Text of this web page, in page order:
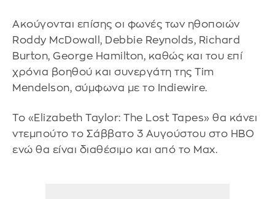
Ακούγονται επίσης οι φωνές των ηθοποιών
Roddy McDowall, Debbie Reynolds, Richard
Burton, George Hamilton, καθώς και του επί
χρόνια βοηθού και συνεργάτη της Tim
Mendelson, σύμφωνα με το Indiewire.
Το «Elizabeth Taylor: The Lost Tapes» θα κάνει
ντεμπούτο το Σάββατο 3 Αυγούστου στο ΗΒΟ
ενώ θα είναι διαθέσιμο και από το Max.